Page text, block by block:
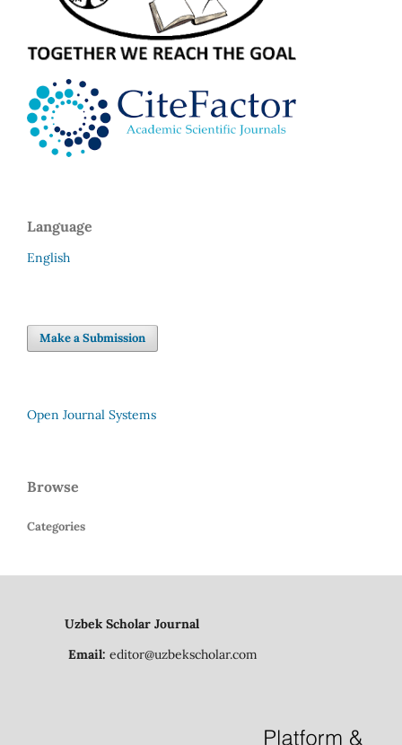
Language
English
Make a Submission
Open Journal Systems
Browse
Categories
Uzbek Scholar Journal
Email: editor@uzbekscholar.com